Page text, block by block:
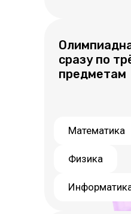
сразу по
предметам
Математика
Физика